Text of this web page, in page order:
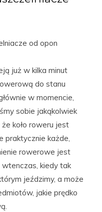
od opon
już w kilka minut
do stanu
w momencie,
sobie jakąkolwiek
koło roweru jest
praktycznie każde,
rowerowe jest
wtenczas, kiedy tak
jeździmy, a może
jakie prędko